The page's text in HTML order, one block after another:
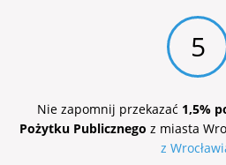
5
Nie zapomnij przekazać 1,5%
Pożytku Publicznego z miasta
z